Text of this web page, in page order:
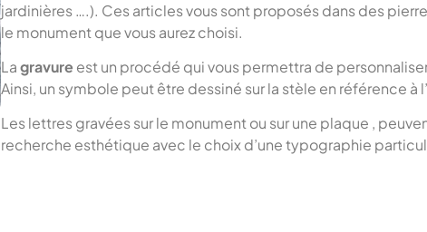
jardinières ….). Ces articles vous sont proposés dans des
le monument que vous aurez choisi.
Lagravure est un procédé qui vous permettra de
Ainsi, un symbole peut être dessiné sur la stèle en référence à
Les lettres gravées sur le monument ou sur une plaque ,
recherche esthétique avec le choix d’une typographie